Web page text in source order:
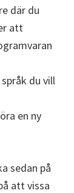
där du
att
du vill
en ny
sedan på
att vissa